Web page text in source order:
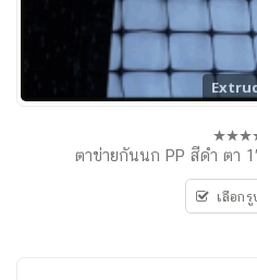
0
of
5
ตาข่ายกันนก PP สีดำ ตา
เลือก